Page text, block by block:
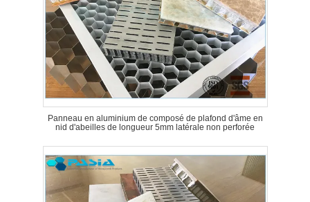
Panneau en aluminium de composé de plafond d'âme en
nid d'abeilles de longueur 5mm latérale non perforée